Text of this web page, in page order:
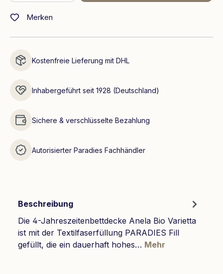
Merken
Kostenfreie Lieferung mit DHL
Inhabergeführt seit 1928 (Deutschland)
Sichere & verschlüsselte Bezahlung
Autorisierter Paradies Fachhändler
Beschreibung
Die 4-Jahreszeitenbettdecke Anela Bio Varietta
ist mit der Textilfaserfüllung PARADIES Fill
gefüllt, die ein dauerhaft hohes… Mehr